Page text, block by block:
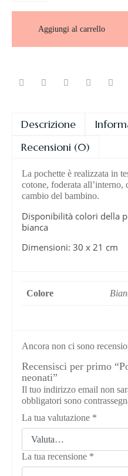
Aggiungi al carrello
Descrizione
Recensioni (0)
La pochette è realizzata in
cotone, foderata all’interno,
cambio del bambino.
Disponibilità colori della
bianca
Dimensioni: 30 x 21 cm
Colore
Ancora non ci sono
Recensisci per primo
neonati”
Il tuo indirizzo email non
obbligatori sono
La tua valutazione *
La tua recensione *